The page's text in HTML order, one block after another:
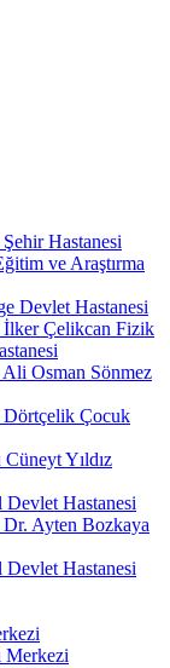
Hastanesi
ve Araştırma
Devlet Hastanesi
İlker Çelikcan Fizik
Ali Osman Sönmez
Dörtçelik Çocuk
Yıldız
Devlet Hastanesi
Dr. Ayten Bozkaya
Devlet Hastanesi
Merkezi